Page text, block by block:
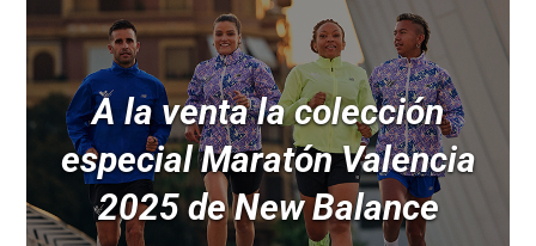
A la venta la colección
especial Maratón Valencia
2025 de New Balance